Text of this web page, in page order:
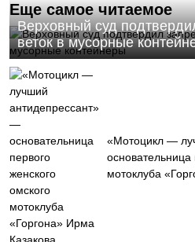
Еще самое читаемое
Верховный суд
веток в мусорные
«Мотоцикл —
основательница
мотоклуба